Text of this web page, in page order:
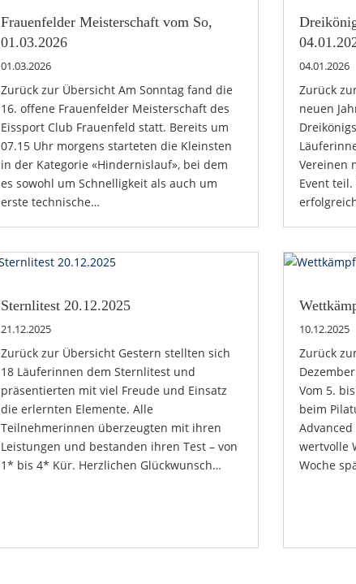
Frauenfelder Meisterschaft vom So,
01.03.2026
01.03.2026
Zurück zur Übersicht Am Sonntag fand die
16. offene Frauenfelder Meisterschaft des
Eissport Club Frauenfeld statt. Bereits um
07.15 Uhr morgens starteten die Kleinsten
in der Kategorie «Hindernislauf», bei dem
es sowohl um Schnelligkeit als auch um
erste technische…
04.01.2026
Zurück
neuen
Vereinen
Event
Sternlitest 20.12.2025
21.12.2025
Zurück zur Übersicht Gestern stellten sich
18 Läuferinnen dem Sternlitest und
präsentierten mit viel Freude und Einsatz
die erlernten Elemente. Alle
Teilnehmerinnen überzeugten mit ihren
Leistungen und bestanden ihren Test – von
1* bis 4* Kür. Herzlichen Glückwunsch…
10.12.2025
Zurück
Vom 5.
beim
wertvolle
Woche